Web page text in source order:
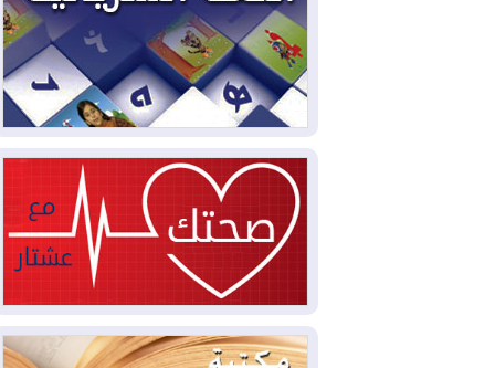
2026-08-06ائتلاف ادارة الدولة: من
يقومون بسلوك يهدد امن البلاد خارجون عن
القانون يجب محاربتهم
2026-08-06بعد هجومين قرب باب المندب..
تحذيرات من تصعيد يهدد الملاحة في البحر
الأحمر
2026-08-06
مئات القاصرين بلا مأوى.. أزمة
سبتة تتصاعد وتضغط على مدريد
2026-08-05
لمدة عام.. بدء توريد 100
مليون قدم مكعب يومياً من غاز كورمور في
إقليم كوردستان إلى وزارة الكهرباء العراقية